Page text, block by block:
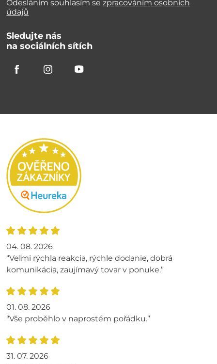
Odesláním souhlasím sezpracováním osobních
údajů
Sledujte nás
na sociálních sítích
04. 08. 2026
“Veľmi rýchla reakcia, rýchle dodanie, dobrá
komunikácia, zaujímavý tovar v ponuke.”
01. 08. 2026
“Vše proběhlo v naprostém pořádku.”
31. 07. 2026